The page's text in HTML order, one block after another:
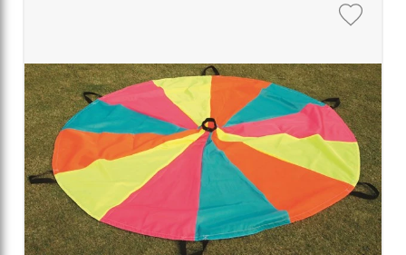
Adicionar